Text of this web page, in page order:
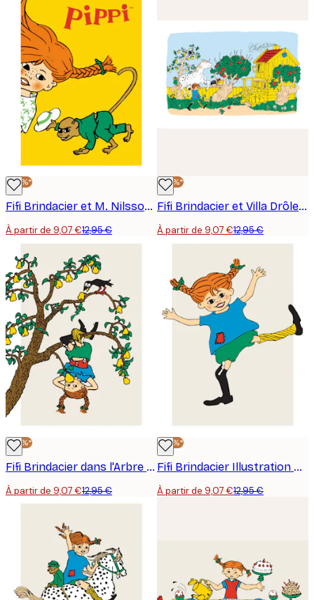
-30%*
Fifi Brindacier et M. Nilsson Affiche
À partir de 9,07 €12,95 €
-30%*
Fifi Brindacier et Villa Drôlederepos Affiche
À partir de 9,07 €12,95 €
-30%*
Fifi Brindacier dans l'Arbre Affiche
À partir de 9,07 €12,95 €
-30%*
Fifi Brindacier Illustration Affiche
À partir de 9,07 €12,95 €